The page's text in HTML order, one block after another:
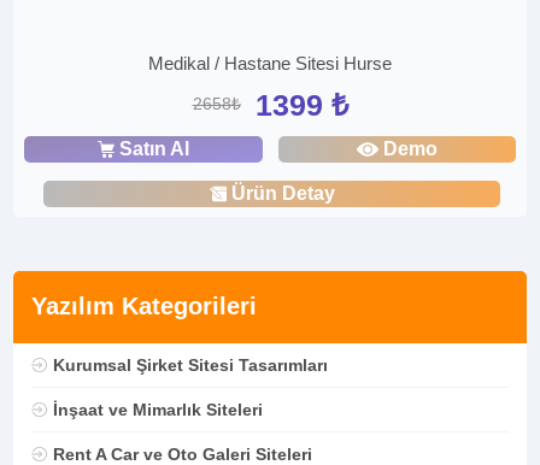
Yazılım Kategorileri
Kurumsal Şirket Sitesi Tasarımları
İnşaat ve Mimarlık Siteleri
Rent A Car ve Oto Galeri Siteleri
Medikal / Hastane Sitesi Hurse
2658₺ 1399 ₺
Satın Al Demo
Ürün Detay